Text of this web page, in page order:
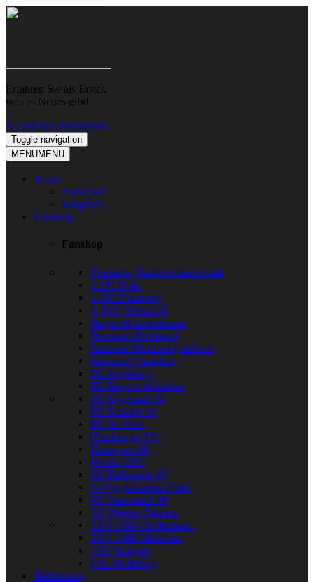
Skip
Skip
Erfahren Sie als Erster,
was es Neues gibt!
Newsletter abonnieren
Toggle navigation
MENUMENU
News
Aktuelles
Ratgeber
Fanshop
Fanshop
Deutsche Nationalmannschaft
1. FC Köln
1. FC Nürnberg
1. FSV Mainz 05
Bayer 04 Leverkusen
Borussia Dortmund
Borussia Mönchengladbach
Eintracht Frankfurt
FC Augsburg
FC Bayern München
FC Ingolstadt 04
FC Schalke 04
FC St. Pauli
Hamburger SV
Hannover 96
Hertha BSC
SC Paderborn 07
SpVgg Greuther Fürth
SV Darmstadt 98
SV Werder Bremen
TSG 1899 Hoffenheim
TSV 1860 München
VfB Stuttgart
VfL Wolfsburg
Bekleidung